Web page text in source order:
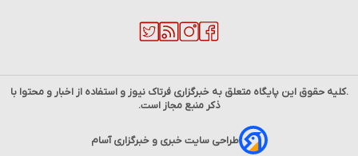
.کلیه حقوق این پایگاه متعلق به خبرگزاریفرتاک نیوز و استفاده از اخبار و محتوا با
ذکر منبع مجاز است.
طراحی سایت خبری و خبرگزاری آسام